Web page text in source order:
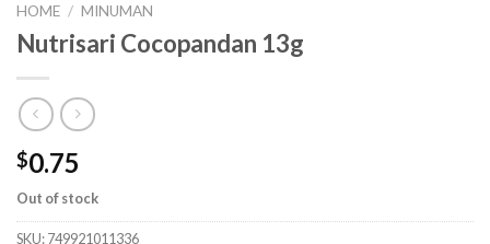
HOME / MINUMAN
Nutrisari Cocopandan 13g
$0.75
Out of stock
SKU:749921011336